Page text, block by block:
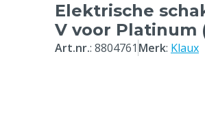
Elektrische
V voor Platinum
Art.nr.: 8804761 Merk: Klaux